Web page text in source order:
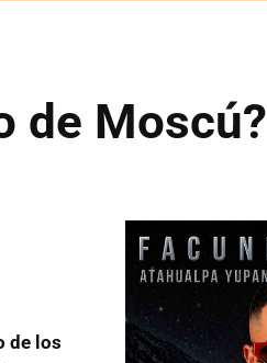
de Moscú?
de los